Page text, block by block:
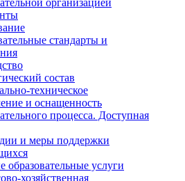
организацией
стандарты и
состав
техническое
и оснащенность
процесса. Доступная
и меры поддержки
образовательные услуги
хозяйственная